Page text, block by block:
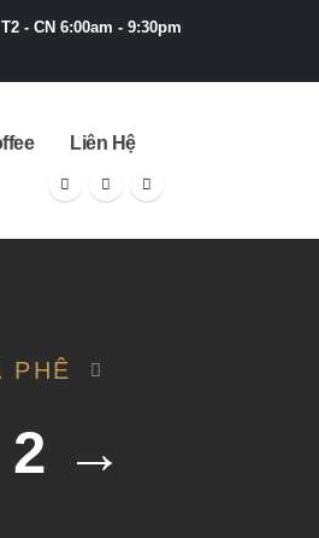
T2 - CN 6:00am - 9:30pm
Liên Hệ
PHÊ
2 →